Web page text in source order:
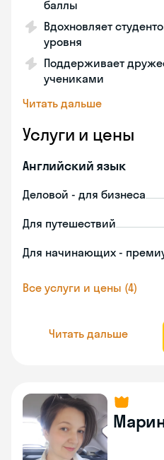
баллы
Вдохновляет
уровня
Поддерживает
учениками
Читать дальше
Услуги и цены
Английский язык
Деловой - для бизнеса
Для путешествий
Для начинающих -
Все услуги и цены (4)
Читать дальше